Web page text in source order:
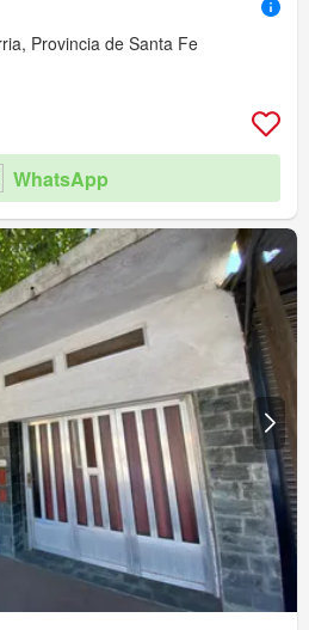
Provincia de Santa Fe
WhatsApp